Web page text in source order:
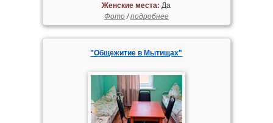
Женские места: Да
Фото/подробнее
"Общежитие в Мытищах"